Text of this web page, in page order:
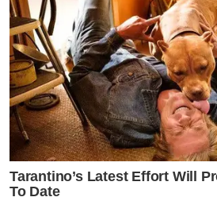
Tarantino’s Latest Effort Will
To Date